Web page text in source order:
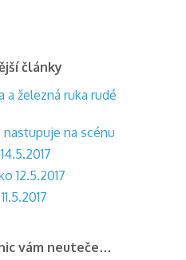
články
a železná ruka rudé
na scénu
12.5.2017
vám neuteče…